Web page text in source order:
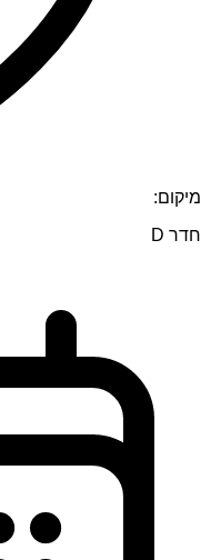
מיקום:
חדר D